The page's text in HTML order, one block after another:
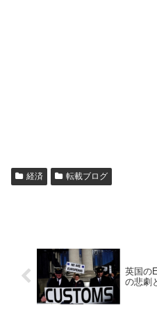
経済 転載ブログ
英国の
の悲劇